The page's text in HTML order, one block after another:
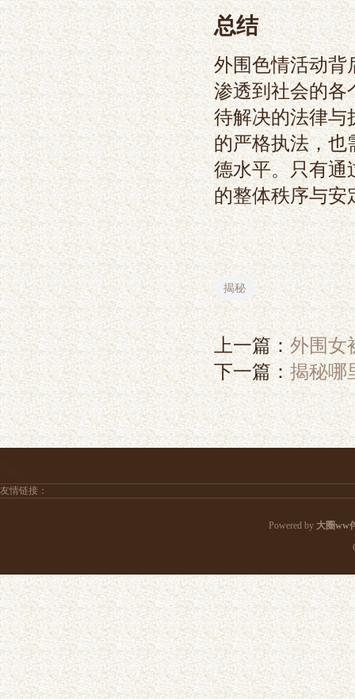
总结
外围色情活动背
渗透到社会的各
待解决的法律与
的严格执法，也
德水平。只有通
的整体秩序与安
揭秘
上一篇：外围女
下一篇： 揭秘哪
友情链接：
Powered by 大圈ww